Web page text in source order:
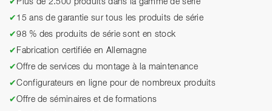
✔ Plus de 2.500 produits dans la gamme de série
✔ 15 ans de garantie sur tous les produits de série
✔98 % des produits de série sont en stock
✔ Fabrication certifiée en Allemagne
✔Offre de services du montage à la maintenance
✔Configurateurs en ligne pour de nombreux produits
✔Offre de séminaires et de formations